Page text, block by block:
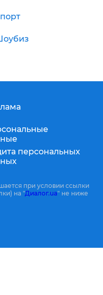
персональных
при условии ссылки
на "Диалог.ua" не ниже